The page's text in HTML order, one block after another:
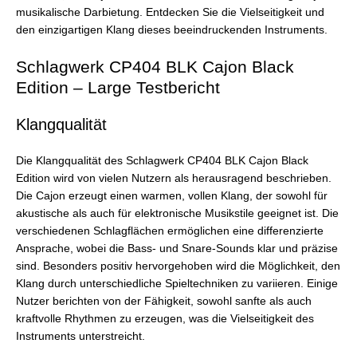
musikalische Darbietung. Entdecken Sie die Vielseitigkeit und
den einzigartigen Klang dieses beeindruckenden Instruments.
Schlagwerk CP404 BLK Cajon Black
Edition – Large Testbericht
Klangqualität
Die Klangqualität des Schlagwerk CP404 BLK Cajon Black
Edition wird von vielen Nutzern als herausragend beschrieben.
Die Cajon erzeugt einen warmen, vollen Klang, der sowohl für
akustische als auch für elektronische Musikstile geeignet ist. Die
verschiedenen Schlagflächen ermöglichen eine differenzierte
Ansprache, wobei die Bass- und Snare-Sounds klar und präzise
sind. Besonders positiv hervorgehoben wird die Möglichkeit, den
Klang durch unterschiedliche Spieltechniken zu variieren. Einige
Nutzer berichten von der Fähigkeit, sowohl sanfte als auch
kraftvolle Rhythmen zu erzeugen, was die Vielseitigkeit des
Instruments unterstreicht.